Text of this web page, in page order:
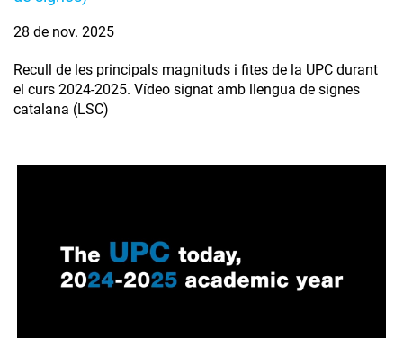
28 de nov. 2025
Recull de les principals magnituds i fites de la UPC durant
el curs 2024-2025. Vídeo signat amb llengua de signes
catalana (LSC)